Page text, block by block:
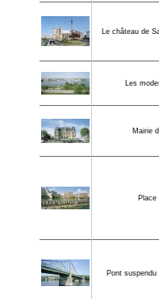
Le château de
Les
Mairie
Place
Pont